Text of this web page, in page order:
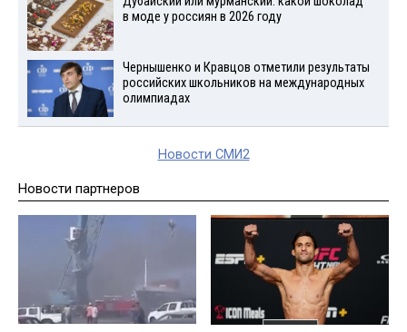
в моде у россиян в 2026 году
Чернышенко и Кравцов отметили результаты
российских школьников на международных
олимпиадах
Новости СМИ2
Новости партнеров